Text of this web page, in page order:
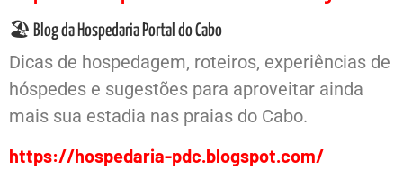
🏖️ Blog da Hospedaria Portal do Cabo
Dicas de hospedagem, roteiros, experiências de
hóspedes e sugestões para aproveitar ainda
mais sua estadia nas praias do Cabo.
https://hospedaria-pdc.blogspot.com/